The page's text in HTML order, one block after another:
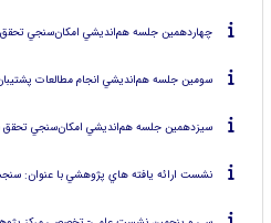
چهاردهمين جلسه هم‌انديشي امكان‌سنجي تحقق
سومين جلسه هم‌انديشي انجام مطالعات پشتيبان
سيزدهمين جلسه هم‌انديشي امكان‌سنجي تحقق
نشست ارائه يافته هاي پژوهشي با عنوان: